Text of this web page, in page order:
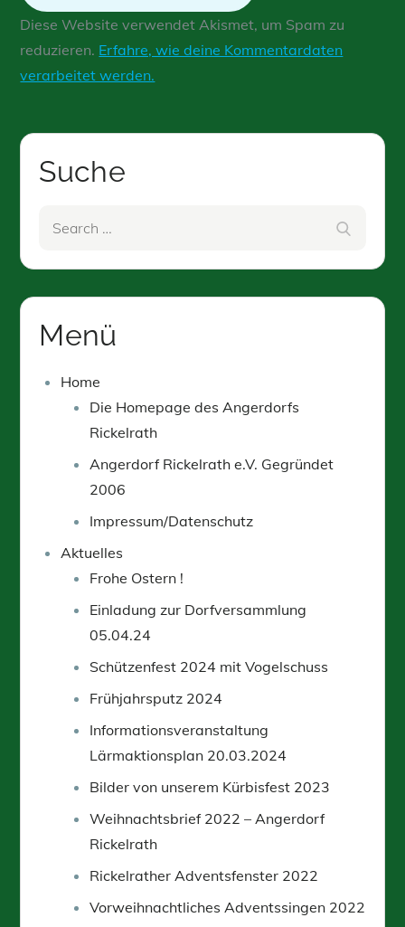
Diese Website verwendet Akismet, um Spam zu
reduzieren. Erfahre, wie deine Kommentardaten
verarbeitet werden.
Suche
Menü
Home
Die Homepage des Angerdorfs
Rickelrath
Angerdorf Rickelrath e.V. Gegründet
2006
Impressum/Datenschutz
Aktuelles
Frohe Ostern !
Einladung zur Dorfversammlung
05.04.24
Schützenfest 2024 mit Vogelschuss
Frühjahrsputz 2024
Informationsveranstaltung
Lärmaktionsplan 20.03.2024
Bilder von unserem Kürbisfest 2023
Weihnachtsbrief 2022 – Angerdorf
Rickelrath
Rickelrather Adventsfenster 2022
Vorweihnachtliches Adventssingen 2022